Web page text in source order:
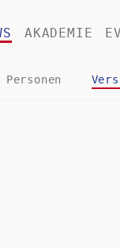
AKADEMIE
Personen